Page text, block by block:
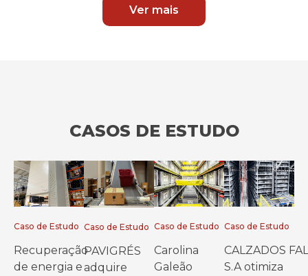
Ver mais
CASOS DE ESTUDO
Caso de Estudo
Recuperação
de energia e
Caso de Estudo
PAVIGRÉS
adquire
Caso de Estudo
Carolina
Galeão
Caso de Estudo
CALZADOS FAL
S.A otimiza